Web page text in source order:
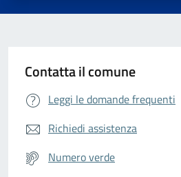
Contatta il comune
Leggi le domande frequenti
Richiedi assistenza
Numero verde